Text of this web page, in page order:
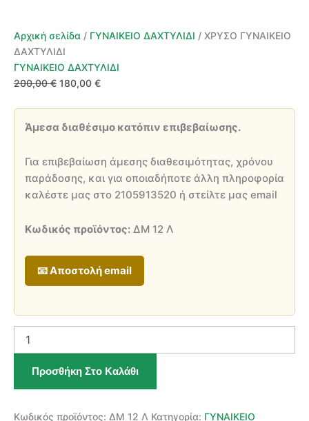
Αρχική σελίδα / ΓΥΝΑΙΚΕΙΟ ΔΑΧΤΥΛΙΔΙ / ΧΡΥΣΟ ΓΥΝΑΙΚΕΙΟ
ΔΑΧΤΥΛΙΔΙ
ΓΥΝΑΙΚΕΙΟ ΔΑΧΤΥΛΙΔΙ
200,00€ Original
200,00 €.
180,00 €Η
είναι:
Άμεσα διαθέσιμο κατόπιν επιβεβαίωσης.
Για επιβεβαίωση άμεσης διαθεσιμότητας, χρόνου
παράδοσης, και για οποιαδήποτε άλλη πληροφορία
καλέστε μας στο 2105913520 ή στείλτε μας email
Κωδικός προϊόντος: ΔΜ 12 Λ
📧 Αποστολή email
ΓΥΝΑΙΚΕΙΟ
ποσότητα
Προσθήκη Στο Καλάθι
Κωδικός προϊόντος: ΔΜ 12 Λ Κατηγορία: ΓΥΝΑΙΚΕΙΟ